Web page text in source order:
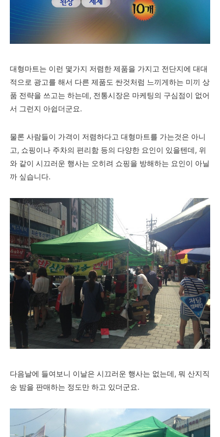
대형마트는 이런 몇가지 저렴한 제품을 가지고 전단지에 대대
적으로 광고를 해서 다른 제품도 싼것처럼 느끼게하는 미끼 상
품 전략을 쓰고는 하는데, 전통시장은 마케팅의 구심점이 없어
서 그런지 아쉽더군요.
물론 사람들이 가격이 저렴하다고 대형마트를 가는것은 아니
고, 쇼핑이나 주차의 편리함 등의 다양한 요인이 있을텐데, 위
와 같이 시끄러운 행사는 오히려 쇼핑을 방해하는 요인이 아닐
까 싶습니다.
다음날에 들여보니 이날은 시끄러운 행사는 없는데, 뭐 산지직
송 밤을 판매하는 정도만 하고 있더군요.